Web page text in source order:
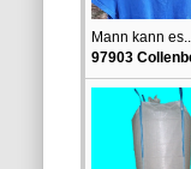
Mann kann
97903